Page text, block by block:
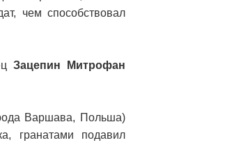
чем способствовал
Зацепин Митрофан
Варшава, Польша)
гранатами подавил